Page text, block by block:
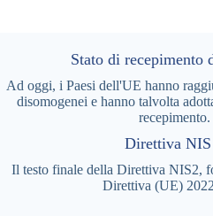
Stato di recepimento
Ad oggi, i Paesi dell'UE hanno
disomogenei e hanno talvolta
recepimento.
Direttiva
Il testo finale della Direttiva NIS2,
Direttiva (UE)